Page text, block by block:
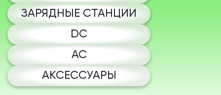
ЗАРЯДНЫЕ СТАНЦИИ
DC
AC
АКСЕССУАРЫ